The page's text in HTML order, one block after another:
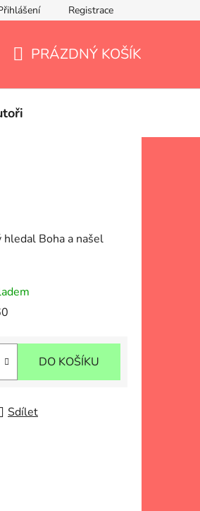
Registrace
KOŠÍK
PRÁZDNÝ KOŠÍK
Boha a našel
DO KOŠÍKU
Sdílet